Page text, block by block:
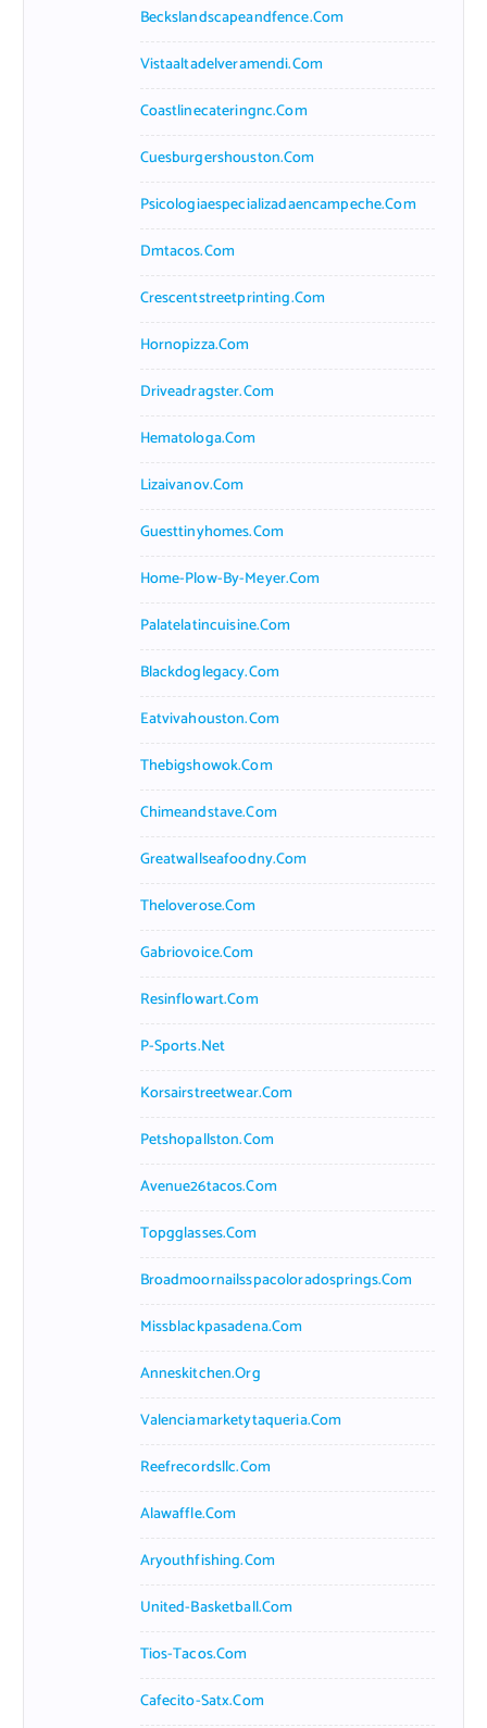
Beckslandscapeandfence.com
Vistaaltadelveramendi.com
Coastlinecateringnc.com
Cuesburgershouston.com
Psicologiaespecializadaencampeche.com
Dmtacos.com
Crescentstreetprinting.com
Hornopizza.com
Driveadragster.com
Hematologa.com
Lizaivanov.com
Guesttinyhomes.com
Home-Plow-By-Meyer.com
Palatelatincuisine.com
Blackdoglegacy.com
Eatvivahouston.com
Thebigshowok.com
Chimeandstave.com
Greatwallseafoodny.com
Theloverose.com
Gabriovoice.com
Resinflowart.com
P-Sports.net
Korsairstreetwear.com
Petshopallston.com
Avenue26tacos.com
Topgglasses.com
Broadmoornailsspacoloradosprings.com
Missblackpasadena.com
Anneskitchen.org
Valenciamarketytaqueria.com
Reefrecordsllc.com
Alawaffle.com
Aryouthfishing.com
United-Basketball.com
Tios-Tacos.com
Cafecito-Satx.com